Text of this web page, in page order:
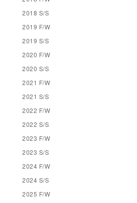
2018 S/S
2019 F/W
2019 S/S
2020 F/W
2020 S/S
2021 F/W
2021 S/S
2022 F/W
2022 S/S
2023 F/W
2023 S/S
2024 F/W
2024 S/S
2025 F/W